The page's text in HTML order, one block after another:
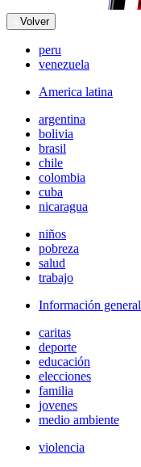
Volver
peru
venezuela
America latina
argentina
bolivia
brasil
chile
colombia
cuba
nicaragua
niños
pobreza
salud
trabajo
Información general
caritas
deporte
educación
elecciones
familia
jovenes
medio ambiente
violencia